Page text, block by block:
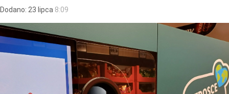
Dodano: 23 lipca 8:09